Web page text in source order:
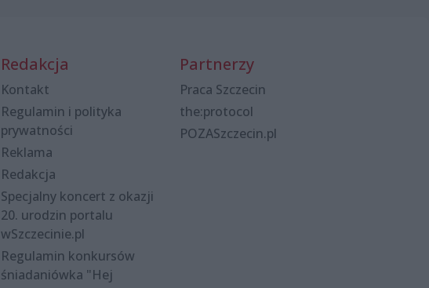
Redakcja
Kontakt
Regulamin i polityka
prywatności
Reklama
Redakcja
Specjalny koncert z okazji
20. urodzin portalu
wSzczecinie.pl
Regulamin konkursów
śniadaniówka "Hej
Partnerzy
Praca Szczecin
the:protocol
POZASzczecin.pl